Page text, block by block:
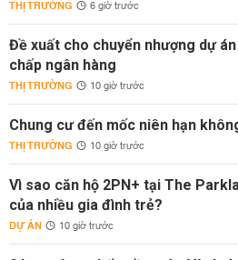
THỊ TRƯỜNG 6 giờ trước
Đề xuất cho chuyển nhượng dự
chấp ngân hàng
THỊ TRƯỜNG 10 giờ trước
Chung cư đến mốc niên hạn
THỊ TRƯỜNG 10 giờ trước
Vì sao căn hộ 2PN+ tại The
của nhiều gia đình trẻ?
DỰ ÁN 10 giờ trước